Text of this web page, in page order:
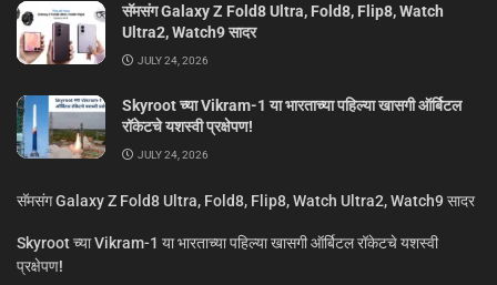
सॅमसंग Galaxy Z Fold8 Ultra, Fold8, Flip8, Watch
Ultra2, Watch9 सादर
JULY 24, 2026
Skyroot च्या Vikram-1 या भारताच्या पहिल्या खासगी ऑर्बिटल
रॉकेटचे यशस्वी प्रक्षेपण!
JULY 24, 2026
सॅमसंग Galaxy Z Fold8 Ultra, Fold8, Flip8, Watch Ultra2, Watch9 सादर
Skyroot च्या Vikram-1 या भारताच्या पहिल्या खासगी ऑर्बिटल रॉकेटचे यशस्वी
प्रक्षेपण!